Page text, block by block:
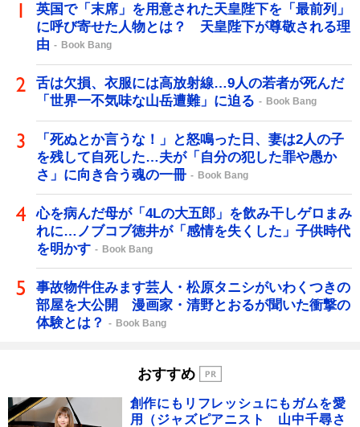
英国で「末席」を用意された天皇陛下を「最前列」
に呼び寄せた人物とは？ 天皇陛下が尊敬される理
由
Book Bang
舌は欠損、衣服には高放射線…9人の若者が死んだ
「世界一不気味な山岳遭難」に迫る
Book Bang
「死ぬとか言うな！」と怒鳴った日、妻は2人の子
を残して自死した…夫が「自分の犯した罪や愚か
さ」に向き合う魂の一冊
Book Bang
心を病んだ母が「4Lの大五郎」を飲み干しゲロまみ
れに…ノブコブ徳井が「感情を失くした」子供時代
を明かす
Book Bang
事故物件住みます芸人・松原タニシがいわくつきの
部屋を大公開 漫画家・清野とおるが聞いた衝撃の
体験とは？
Book Bang
おすすめ
創作にもリフレッシュにもガムを愛
用（ジャズピアニスト 山中千尋さ